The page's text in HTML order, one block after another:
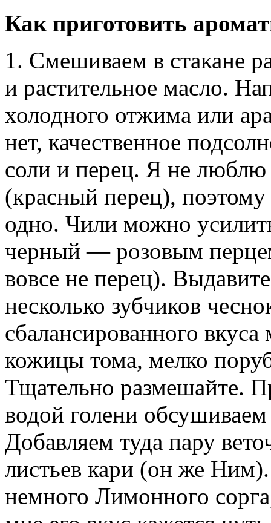
Как приготовить
1. Смешиваем в стакане
и растительное масло.
холодного отжима или
нет, качественное
соли и перец. Я не
(красный перец),
одно. Чили можно
черный — розовым
вовсе не перец).
несколько зубчиков
сбалансированного вкуса
кожицы тома, мелко
Тщательно размешайте.
водой голени
Добавляем туда пару
листьев кари (он же
немного Лимонного